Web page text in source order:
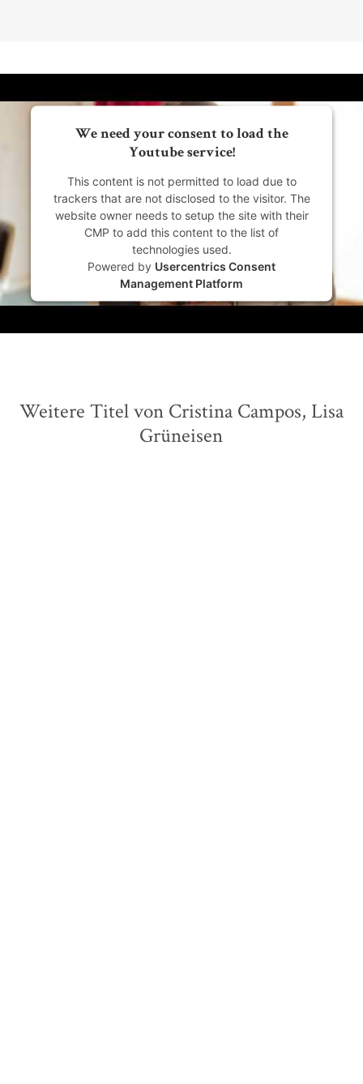
We need your consent to load the
Youtube service!
This content is not permitted to load due to
trackers that are not disclosed to the visitor. The
website owner needs to setup the site with their
CMP to add this content to the list of
technologies used.
Powered by Usercentrics Consent
Management Platform
Weitere Titel von Cristina Campos, Lisa
Grüneisen